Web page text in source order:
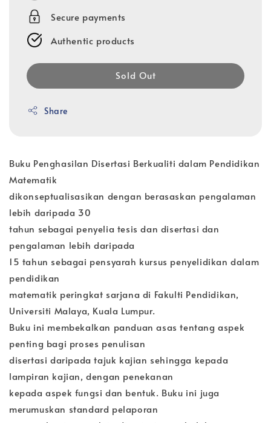
Secure payments
Authentic products
Sold Out
Share
Buku Penghasilan Disertasi Berkualiti dalam Pendidikan
Matematik
dikonseptualisasikan dengan berasaskan pengalaman
lebih daripada 30
tahun sebagai penyelia tesis dan disertasi dan
pengalaman lebih daripada
15 tahun sebagai pensyarah kursus penyelidikan dalam
pendidikan
matematik peringkat sarjana di Fakulti Pendidikan,
Universiti Malaya, Kuala Lumpur.
Buku ini membekalkan panduan asas tentang aspek
penting bagi proses penulisan
disertasi daripada tajuk kajian sehingga kepada
lampiran kajian, dengan penekanan
kepada aspek fungsi dan bentuk. Buku ini juga
merumuskan standard pelaporan